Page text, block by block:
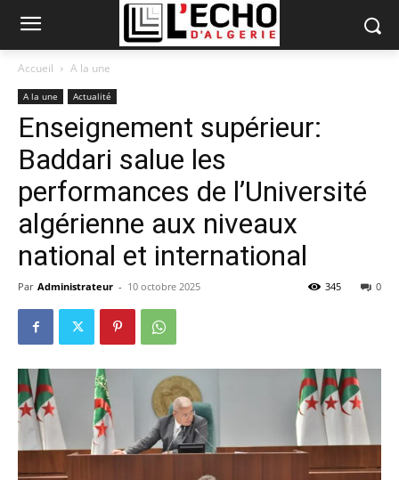
Accueil A la une
A la une Actualité
Enseignement supérieur:
Baddari salue les
performances de l’Université
algérienne aux niveaux
national et international
Par Administrateur - 10 octobre 2025 0
345